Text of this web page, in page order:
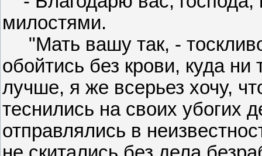
милостями.
"Мать вашу так, -
обойтись без крови, куда
лучше, я же всерьез хочу,
теснились на своих убогих
отправлялись в